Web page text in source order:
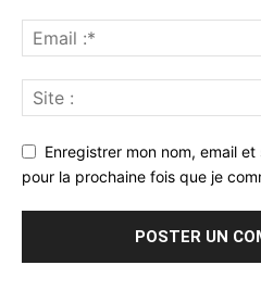
Enregistrer mon nom, email
pour la prochaine fois que je